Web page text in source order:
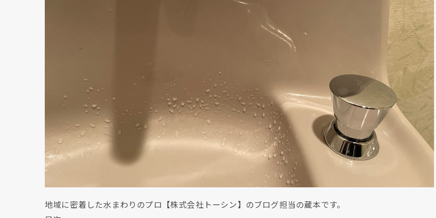
地域に密着した水まわりのプロ【株式会社トーシン】のブログ担当の蔵本です。